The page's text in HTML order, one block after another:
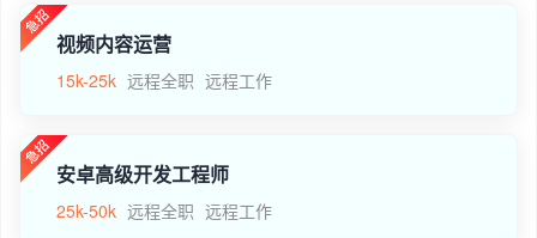
视频内容运营
15k-25k 远程全职 远程工作
安卓高级开发工程师
25k-50k 远程全职 远程工作